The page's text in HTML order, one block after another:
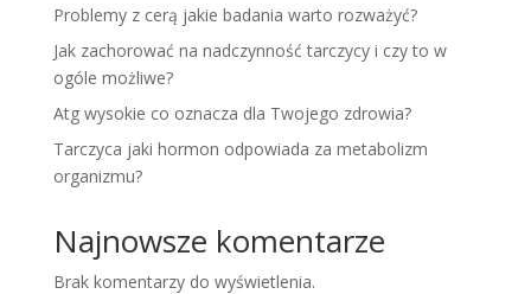
Problemy z cerą jakie badania warto rozważyć?
Jak zachorować na nadczynność tarczycy i czy to w
ogóle możliwe?
Atg wysokie co oznacza dla Twojego zdrowia?
Tarczyca jaki hormon odpowiada za metabolizm
organizmu?
Najnowsze komentarze
Brak komentarzy do wyświetlenia.